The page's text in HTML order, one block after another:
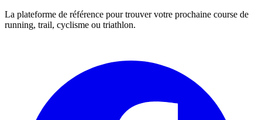
La plateforme de référence pour trouver votre prochaine course de
running, trail, cyclisme ou triathlon.